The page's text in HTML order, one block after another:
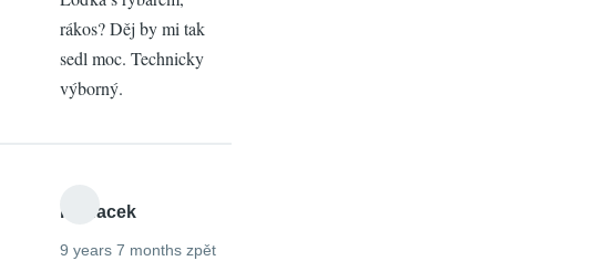
rákos? Děj by mi tak
sedl moc. Technicky
výborný.
lednacek
9 years 7 months zpět